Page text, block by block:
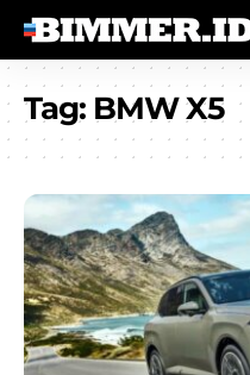
Tag: BMW X5